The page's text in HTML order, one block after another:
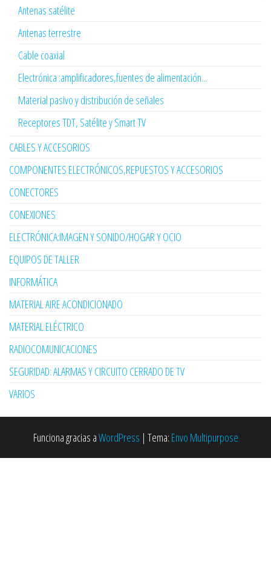
Antenas satélite
Antenas terrestre
Cable coaxial
Electrónica :amplificadores,fuentes de alimentación...
Material pasivo y distribución de señales
Receptores TDT, Satélite y Smart TV
CABLES Y ACCESORIOS
COMPONENTES ELECTRÓNICOS,REPUESTOS Y ACCESORIOS
CONECTORES
CONEXIONES
ELECTRÓNICA:IMAGEN Y SONIDO/HOGAR Y OCIO
EQUIPOS DE TALLER
INFORMÁTICA
MATERIAL AIRE ACONDICIONADO
MATERIAL ELÉCTRICO
RADIOCOMUNICACIONES
SEGURIDAD: ALARMAS Y CIRCUITO CERRADO DE TV
VARIOS
Funciona gracias aWordPress | Tema: Envo Multipurpose